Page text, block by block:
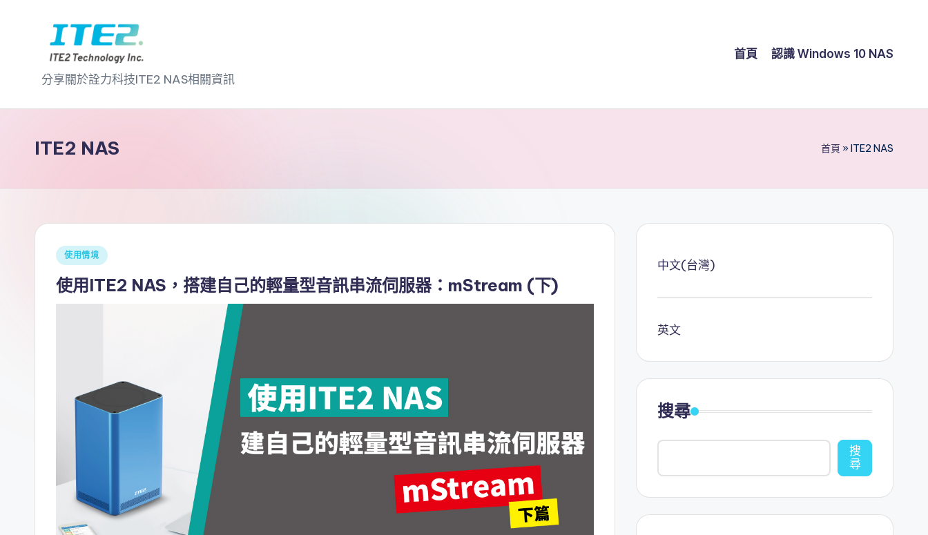
contentI
T
E
N
A
分享關於詮力科技ITE2 NAS相關資訊
首頁 認識 Windows 10 NAS
ITE2 NAS 首頁 »ITE2 NAS
Posted
in
使用情境
使用ITE2 NAS，搭建自己的輕量型音訊串流伺服器：mStream (下)
中文(台灣)
英文
搜尋
搜
尋